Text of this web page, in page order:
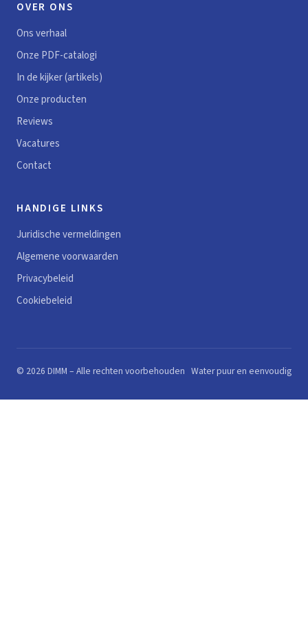
OVER ONS
Ons verhaal
Onze PDF-catalogi
In de kijker (artikels)
Onze producten
Reviews
Vacatures
Contact
HANDIGE LINKS
Juridische vermeldingen
Algemene voorwaarden
Privacybeleid
Cookiebeleid
© 2026 DIMM – Alle rechten voorbehouden Water puur en eenvoudig